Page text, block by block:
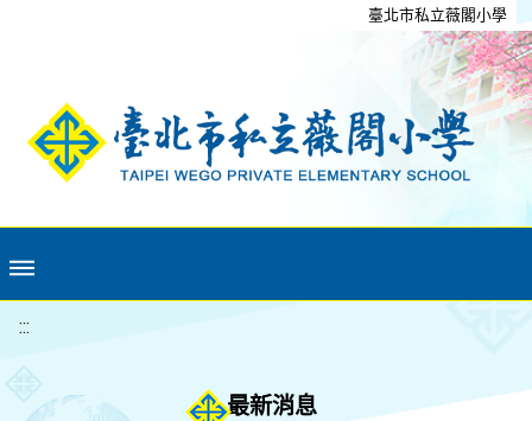
臺北市私立薇閣小學
:::
最新消息